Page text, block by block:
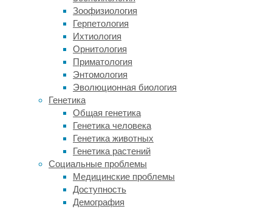
Зоофизиология
Герпетология
Ихтиология
Орнитология
Приматология
Энтомология
Эволюционная биология
Генетика
Общая генетика
Генетика человека
Генетика животных
Генетика растений
Социальные проблемы
Медицинские проблемы
Доступность
Демография
аммоний,
образующийся
расщеплении
белков,
превращается,
собственно,
мочевину,
которая
выводится
организма.
При
неработающей
CPS